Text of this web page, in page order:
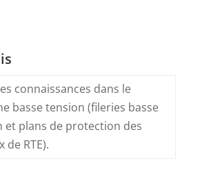
connaissances dans le
basse tension (fileries basse
et plans de protection des
de RTE).